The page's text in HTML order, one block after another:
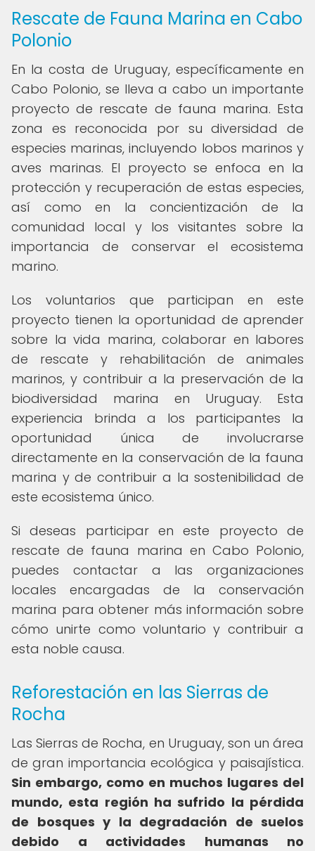
Rescate de Fauna Marina en Cabo
Polonio
En la costa de Uruguay, específicamente en
Cabo Polonio, se lleva a cabo un importante
proyecto de rescate de fauna marina. Esta
zona es reconocida por su diversidad de
especies marinas, incluyendo lobos marinos y
aves marinas. El proyecto se enfoca en la
protección y recuperación de estas especies,
así como en la concientización de la
comunidad local y los visitantes sobre la
importancia de conservar el ecosistema
marino.
Los voluntarios que participan en este
proyecto tienen la oportunidad de aprender
sobre la vida marina, colaborar en labores
de rescate y rehabilitación de animales
marinos, y contribuir a la preservación de la
biodiversidad marina en Uruguay. Esta
experiencia brinda a los participantes la
oportunidad única de involucrarse
directamente en la conservación de la fauna
marina y de contribuir a la sostenibilidad de
este ecosistema único.
Si deseas participar en este proyecto de
rescate de fauna marina en Cabo Polonio,
puedes contactar a las organizaciones
locales encargadas de la conservación
marina para obtener más información sobre
cómo unirte como voluntario y contribuir a
esta noble causa.
Reforestación en las Sierras de
Rocha
Las Sierras de Rocha, en Uruguay, son un área
de gran importancia ecológica y paisajística.
Sin embargo, como en muchos lugares del
mundo, esta región ha sufrido la pérdida
de bosques y la degradación de suelos
debido a actividades humanas no